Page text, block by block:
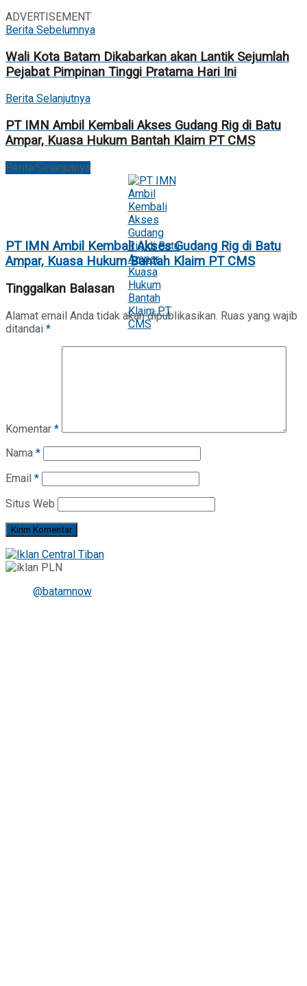
ADVERTISEMENT
Berita Sebelumnya
Wali Kota Batam Dikabarkan akan Lantik Sejumlah
Pejabat Pimpinan Tinggi Pratama Hari Ini
Berita Selanjutnya
PT IMN Ambil Kembali Akses Gudang Rig di Batu
Ampar, Kuasa Hukum Bantah Klaim PT CMS
Berita Selanjutnya
PT IMN Ambil Kembali Akses Gudang Rig di Batu
Ampar, Kuasa Hukum Bantah Klaim PT CMS
Tinggalkan Balasan
Alamat email Anda tidak akan dipublikasikan. Ruas yang wajib
ditandai *
Komentar *
Nama *
Email *
Situs Web
@batamnow